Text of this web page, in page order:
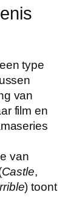
type
van
film en
van
Castle,
) toont